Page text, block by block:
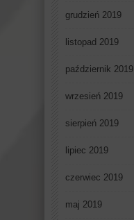
grudzień 2019
listopad 2019
październik 2019
wrzesień 2019
sierpień 2019
lipiec 2019
czerwiec 2019
maj 2019